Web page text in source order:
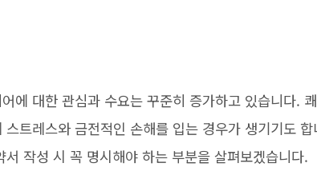
에 대한 관심과 수요는 꾸준히 증가하고 있습니다.
스트레스와 금전적인 손해를 입는 경우가 생기기도
서 작성 시 꼭 명시해야 하는 부분을 살펴보겠습니다.